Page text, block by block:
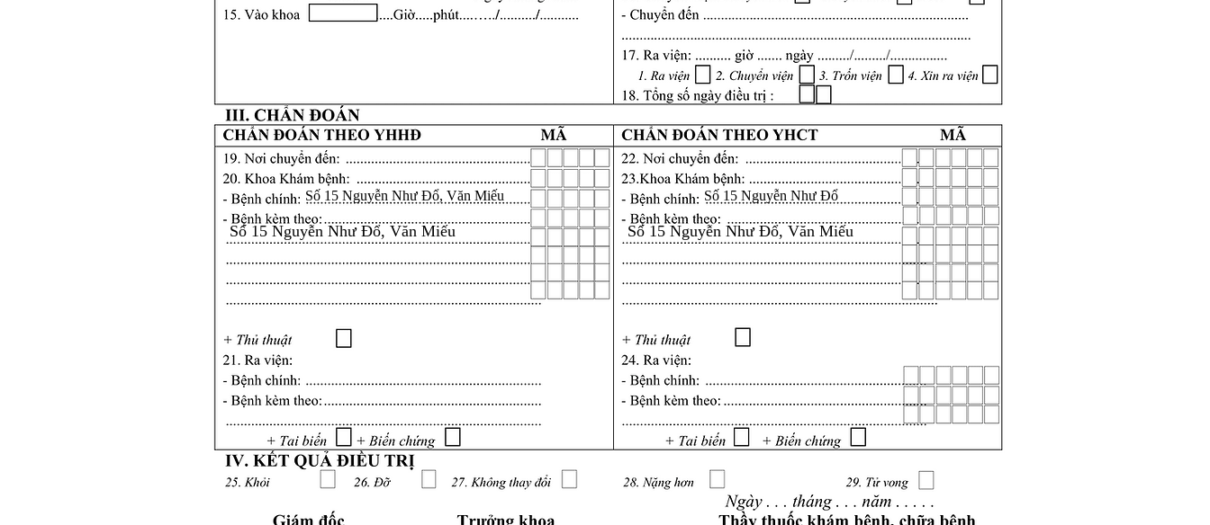
Số 15 Nguyễn Như Đổ, Văn Miếu
Số 15 Nguyễn Như Đổ, Văn Miếu
Số 15 Nguyễn Như Đổ
Số 15 Nguyễn Như Đổ, Văn Miếu